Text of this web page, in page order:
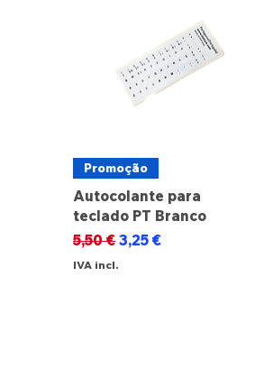
Promoção
Autocolante para
teclado PT Branco
Preço normal
5,50 € Preço promocional
3,25 €
IVA incl.